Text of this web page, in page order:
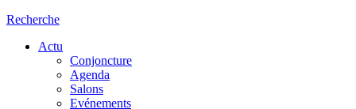
Recherche
Actu
Conjoncture
Agenda
Salons
Evénements